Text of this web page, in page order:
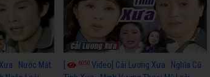
: Nước Mắt
6050 Video] Cải Lương Xưa : Nghĩa Cũ